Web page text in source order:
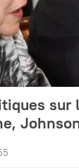
sur